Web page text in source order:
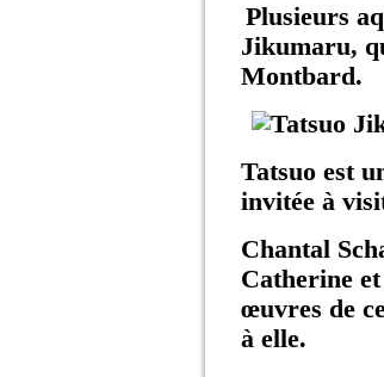
Plusieurs
Jikumaru,
Montbard.
Tatsuo est
invitée à
Chantal
Catherine
œuvres de
à elle.